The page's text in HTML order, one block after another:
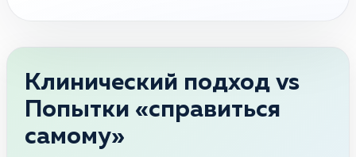
Клинический подход vs
Попытки «справиться
самому»